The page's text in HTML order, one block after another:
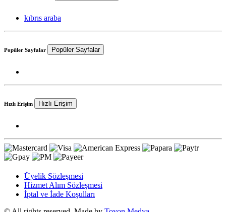
kıbrıs araba
Popüler Sayfalar Popüler Sayfalar
Hızlı Erişim Hızlı Erişim
Üyelik Sözleşmesi
Hizmet Alım Sözleşmesi
İptal ve İade Koşulları